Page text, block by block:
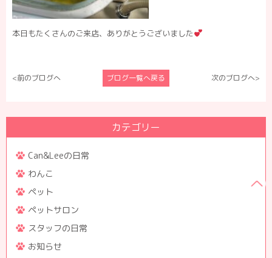
本日もたくさんのご来店、ありがとうございました
<前のブログへ ブログ一覧へ戻る 次のブログへ>
カテゴリー
Can&Leeの日常
わんこ
ペット
ペットサロン
スタッフの日常
お知らせ